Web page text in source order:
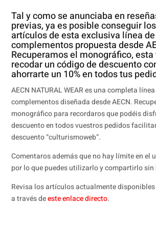
Tal y como se anunciaba en
previas, ya es posible conseguir
artículos de esta exclusiva línea
complementos propuesta desde
Recuperamos el monográfico, esta
recodar un código de descuento
ahorrarte un 10% en todos tus
AECN NATURAL WEAR es una completa
complementos diseñada desde AECN.
monográfico para recordaros que podéis
descuento en todos vuestros pedidos
descuento “culturismoweb“.
Comentaros además que no hay límite en el
por lo que puedes utilizarlo y compartirlo
Revisa los artículos actualmente
a través deeste enlace directo.